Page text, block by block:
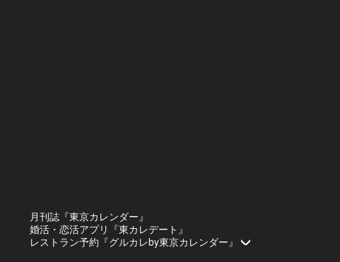
月刊誌『東京カレンダー』
婚活・恋活アプリ『東カレデート』
レストラン予約『グルカレby東京カレンダー』